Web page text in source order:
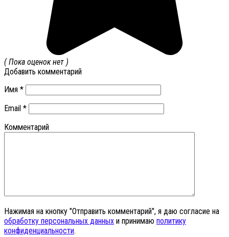
( Пока оценок нет )
Добавить комментарий
Имя *
Email *
Комментарий
Нажимая на кнопку "Отправить комментарий", я даю согласие на
обработку персональных данных и принимаю политику
конфиденциальности.